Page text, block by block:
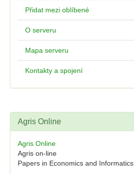
Přidat mezi oblíbené
O serveru
Mapa serveru
Kontakty a spojení
Agris Online
Agris Online
Agris on-line
Papers in Economics and Informatics